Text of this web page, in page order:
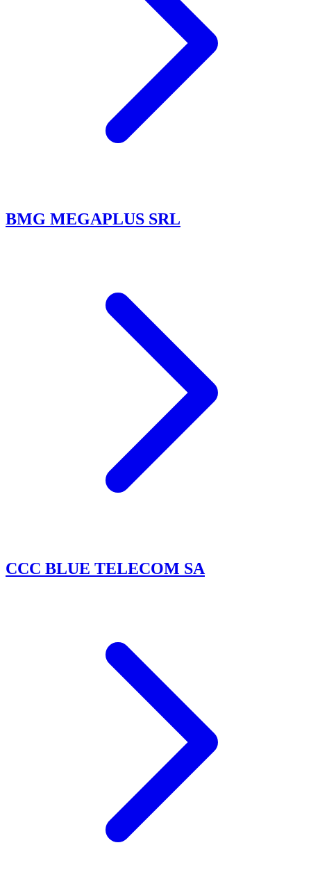
BMG MEGAPLUS SRL
CCC BLUE TELECOM SA